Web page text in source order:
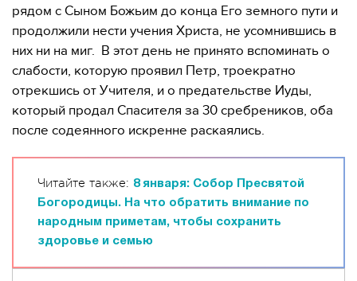
рядом с Сыном Божьим до конца Его земного пути и
продолжили нести учения Христа, не усомнившись в
них ни на миг. В этот день не принято вспоминать о
слабости, которую проявил Петр, троекратно
отрекшись от Учителя, и о предательстве Иуды,
который продал Спасителя за 30 сребреников, оба
после содеянного искренне раскаялись.
Читайте также: 8 января: Собор Пресвятой
Богородицы. На что обратить внимание по
народным приметам, чтобы сохранить
здоровье и семью